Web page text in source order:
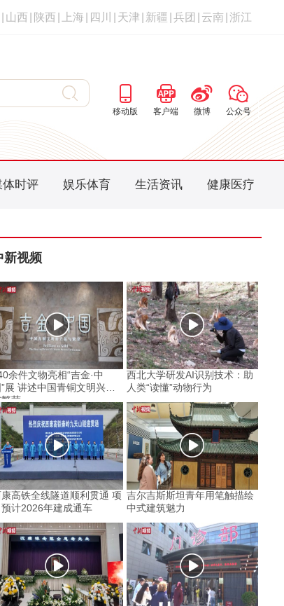
山西 陕西 上海 四川 天津 新疆 兵团 云南 浙江
移动版 客户端 微博 公众号
体时评 娱乐体育 生活资讯 健康医疗
新视频
余件文物亮相“吉金·中
”展 讲述中国青铜文明兴起
荣
西北大学研发AI识别技术：助
人类“读懂”动物行为
高铁全线隧道顺利贯通 项
预计2026年建成通车
吉尔吉斯斯坦青年用笔触描绘
中式建筑魅力